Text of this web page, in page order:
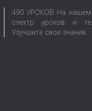
490 УРОКОВ На нашем
спектр уроков и
Улучшите свои знания.